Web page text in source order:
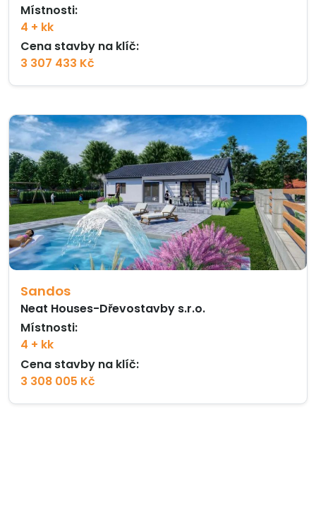
Místnosti:
4 + kk
Cena stavby na klíč:
3 307 433 Kč
Sandos
Neat Houses-Dřevostavby s.r.o.
Místnosti:
4 + kk
Cena stavby na klíč:
3 308 005 Kč